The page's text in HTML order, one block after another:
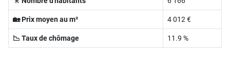
🏡 Prix moyen au m² 4 012 €
📉 Taux de chômage 11.9 %